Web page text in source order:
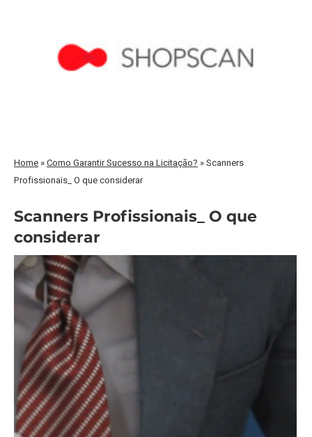
Home »Como Garantir Sucesso na Licitação? »Scanners
Profissionais_ O que considerar
Scanners Profissionais_ O que
considerar
Tocador
de
vídeo